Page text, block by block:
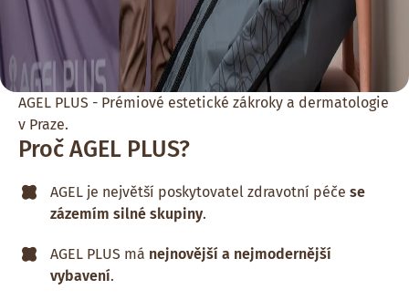
AGEL PLUS - Prémiové estetické zákroky a dermatologie
v Praze.
Proč AGEL PLUS?
AGEL je největší poskytovatel zdravotní péče se
zázemím silné skupiny.
AGEL PLUS má nejnovější a nejmodernější
vybavení.